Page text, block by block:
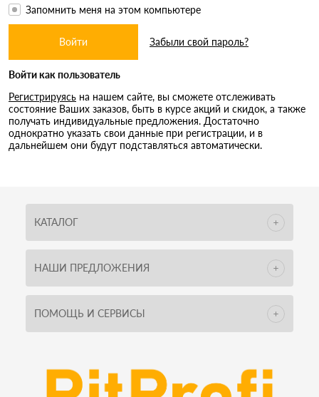
Запомнить меня на этом компьютере
Забыли свой пароль?
Войти как пользователь
Регистрируясь на нашем сайте, вы сможете отслеживать
состояние Ваших заказов, быть в курсе акций и скидок, а также
получать индивидуальные предложения. Достаточно
однократно указать свои данные при регистрации, и в
дальнейшем они будут подставляться автоматически.
КАТАЛОГ
НАШИ ПРЕДЛОЖЕНИЯ
ПОМОЩЬ И СЕРВИСЫ